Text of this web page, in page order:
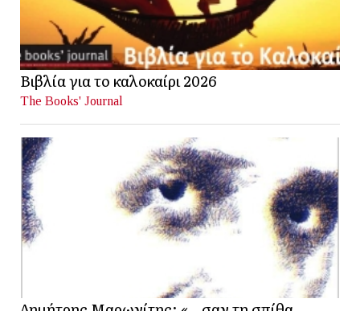
Βιβλία για το καλοκαίρι 2026
The Books' Journal